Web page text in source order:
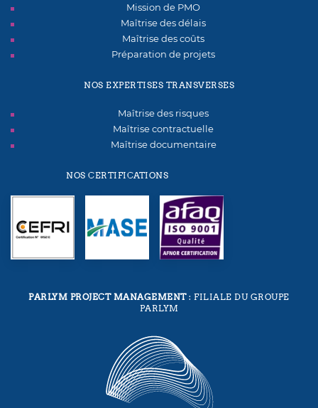
Mission de PMO
Maîtrise des délais
Maîtrise des coûts
Préparation de projets
NOS EXPERTISES TRANSVERSES
Maîtrise des risques
Maîtrise contractuelle
Maîtrise documentaire
NOS CERTIFICATIONS
PARLYM PROJECT MANAGEMENT: FILIALE DU GROUPE
PARLYM